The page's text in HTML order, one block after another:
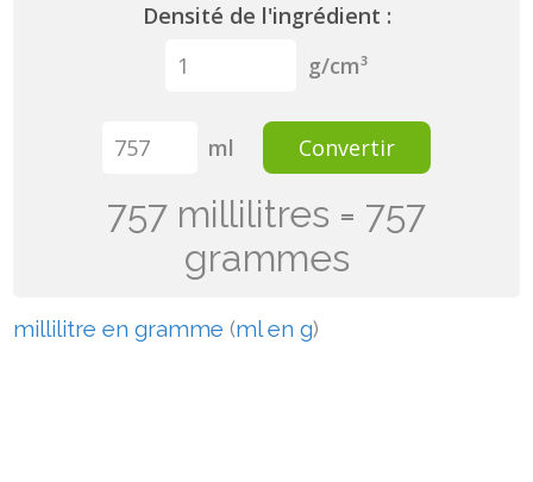
Densité de l'ingrédient :
g/cm³
ml Convertir
757 millilitres = 757
grammes
millilitre en gramme (ml en g)